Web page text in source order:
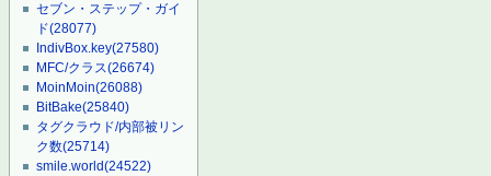
セブン・ステップ・ガイ
ド(28077)
IndivBox.key(27580)
MFC/クラス(26674)
MoinMoin(26088)
BitBake(25840)
タグクラウド/内部被リン
ク数(25714)
smile.world(24522)